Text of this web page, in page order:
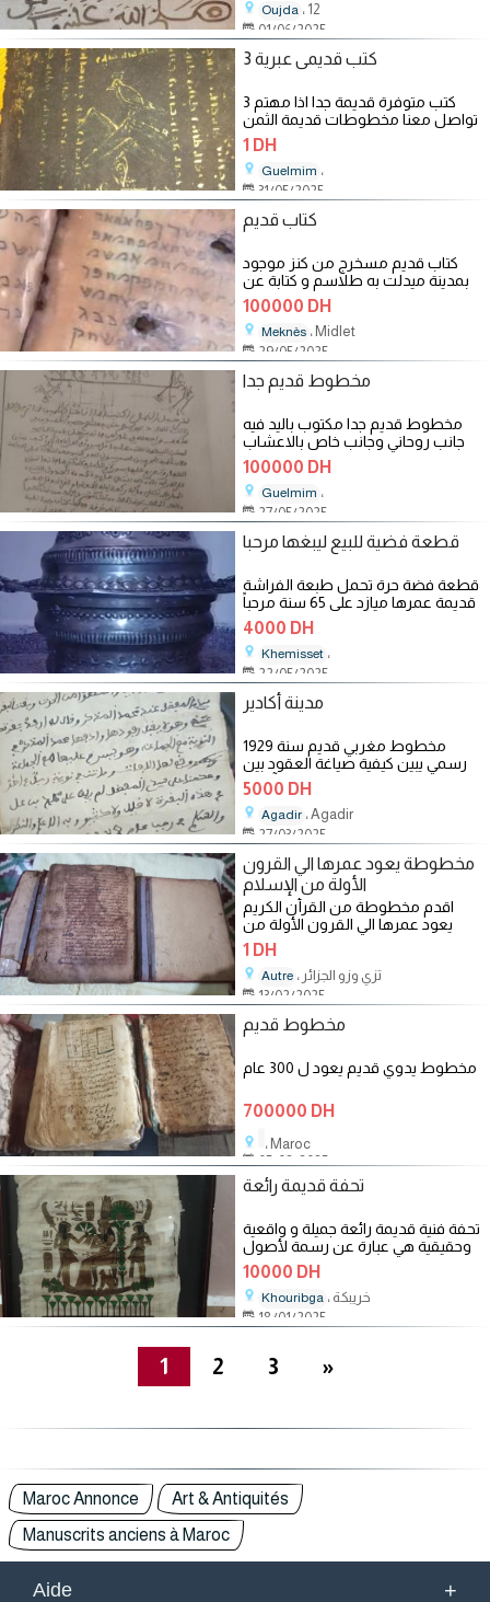
Oujda ، 12
01/06/2025
3 كتب قديمى عبرية
3 كتب متوفرة قديمة جدا اذا مهتم
تواصل معنا مخطوطات قديمة الثمن
قابل
1 DH
Guelmim ،
31/05/2025
كتاب قديم
كتاب قديم مسخرج من كنز موجود
بمدينة ميدلت به طلاسم و كتابة عن
سحر اذا كنت مهتم فتواصل معانا و
100000 DH
Meknès ، Midlet
29/05/2025
مخطوط قديم جدا
مخطوط قديم جدا مكتوب باليد فيه
جانب روحاني وجانب خاص بالاعشاب
مخطوط قديم
100000 DH
Guelmim ،
27/05/2025
قطعة فضية للبيع ليبغها مرحبا
قطعة فضة حرة تحمل طبعة الفراشة
قديمة عمرها ميازد على 65 سنة مرحباً
4000 DH
Khemisset ،
22/05/2025
مدينة أكادير
مخطوط مغربي قديم سنة 1929
رسمي يبين كيفية صياغة العقود بين
الناس آنذاك
5000 DH
Agadir ، Agadir
27/03/2025
مخطوطة يعود عمرها الي القرون
الأولة من الإسلام
اقدم مخطوطة من القرأن الكريم
يعود عمرها الي القرون الأولة من
الإسلام، مكتوبة بخط اليد و الدم
1 DH
Autre
، تزي وزو الجزائر
13/02/2025
مخطوط قديم
مخطوط يدوي قديم يعود ل 300 عام
700000 DH
، Maroc
05/02/2025
تحفة قديمة رائعة
تحفة فنية قديمة رائعة جميلة و واقعية
وحقيقية هي عبارة عن رسمة لأصول
10000 DH
Khouribga
، خريبكة
18/01/2025
1 2 3 »
Maroc Annonce
Art & Antiquités
Manuscrits anciens à Maroc
Aide +